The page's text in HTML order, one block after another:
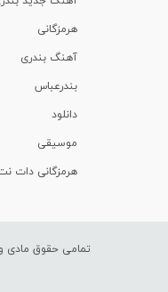
هرمزگانی
آهنگ بندری
بندرعباس
دانلود
موسیقی
هرمزگانی دات
تمامی حقوق مادی